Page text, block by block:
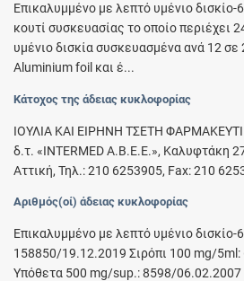
Επικαλυμμένο με λεπτό υμένιο
κουτί συσκευασίας το οποίο περιέχει
υμένιο δισκία συσκευασμένα ανά 12 σε
Aluminium foil και έ...
Κάτοχος της άδειας κυκλοφορίας
ΙΟΥΛΙΑ ΚΑΙ ΕΙΡΗΝΗ ΤΣΕΤΗ
δ.τ. «INTERMED A.B.E.E.», Καλυφτάκη
Αττική, Τηλ.: 210 6253905, Fax: 210
Αριθμός(οί) άδειας κυκλοφορίας
Επικαλυμμένο με λεπτό υμένιο
158850/19.12.2019 Σιρόπι 100 mg/
Υπόθετα 500 mg/sup.: 8598/06.02.2007